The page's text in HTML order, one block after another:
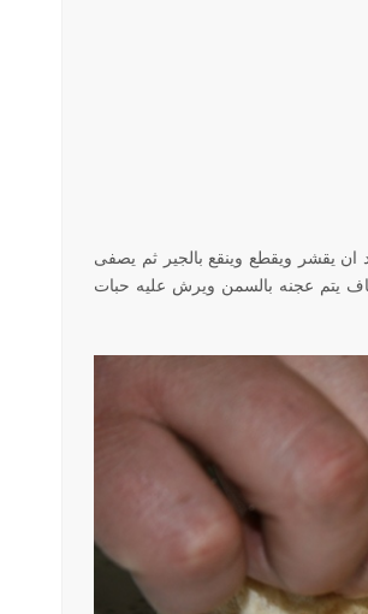
ان يقشر ويقطع وينقع بالجير ثم يصفى
يتم عجنه بالسمن ويرش عليه حبات